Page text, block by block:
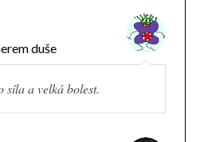
duše
síla a velká bolest.